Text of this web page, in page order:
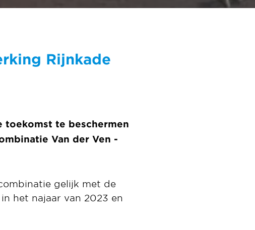
Rijnkade
toekomst te beschermen
Van der Ven -
gelijk met de
het najaar van 2023 en